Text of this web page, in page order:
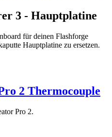
3 - Hauptplatine
für deinen Flashforge
Hauptplatine zu ersetzen.
2 Thermocouple
Pro 2.